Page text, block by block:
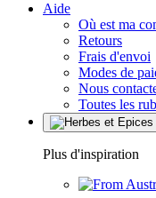
Aide
Où est ma
Retours
Frais d'envoi
Modes de
Nous
Toutes les
Plus d'inspiration